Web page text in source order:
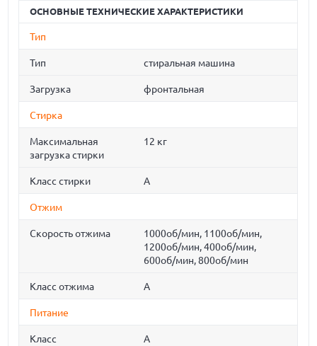
ОСНОВНЫЕ ТЕХНИЧЕСКИЕ ХАРАКТЕРИСТИКИ
Тип
Тип стиральная машина
Загрузка фронтальная
Стирка
Максимальная
загрузка стирки
12 кг
Класс стирки A
Отжим
Скорость отжима
1000об/мин, 1100об/мин,
1200об/мин, 400об/мин,
600об/мин, 800об/мин
Класс отжима A
Питание
Класс
A